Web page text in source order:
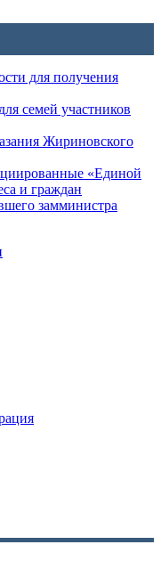
для получения
семей участников
Жириновского
«Единой
и граждан
замминистра